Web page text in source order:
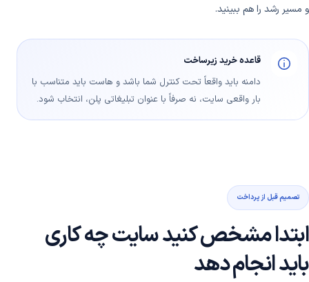
و مسیر رشد را هم ببینید.
قاعده خرید زیرساخت
دامنه باید واقعاً تحت کنترل شما باشد و هاست باید متناسب با
بار واقعی سایت، نه صرفاً با عنوان تبلیغاتی پلن، انتخاب شود.
تصمیم قبل از پرداخت
ابتدا مشخص کنید سایت چه کاری
باید انجام دهد